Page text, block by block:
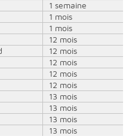
1 semaine
1 mois
1 mois
12 mois
12 mois
12 mois
12 mois
12 mois
13 mois
13 mois
13 mois
13 mois